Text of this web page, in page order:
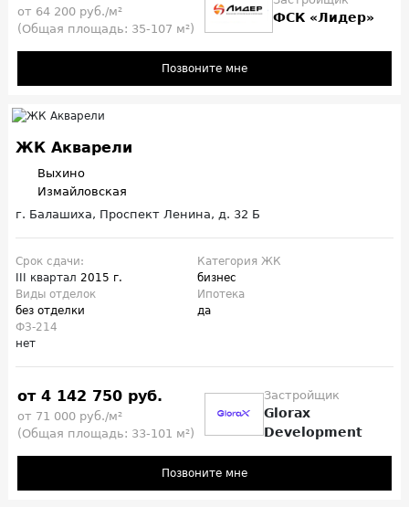
от 64 200 руб./м²
(Общая площадь: 35-107 м²)
ФСК «Лидер»
Позвоните мне
ЖК Акварели
Выхино
Измайловская
г. Балашиха, Проспект Ленина, д. 32 Б
Срок сдачи:
III квартал 2015 г.
Категория ЖК
бизнес
Виды отделок
без отделки
Ипотека
да
ФЗ-214
нет
от 4 142 750 руб.
от 71 000 руб./м²
(Общая площадь: 33-101 м²)
Застройщик
Glorax
Development
Позвоните мне